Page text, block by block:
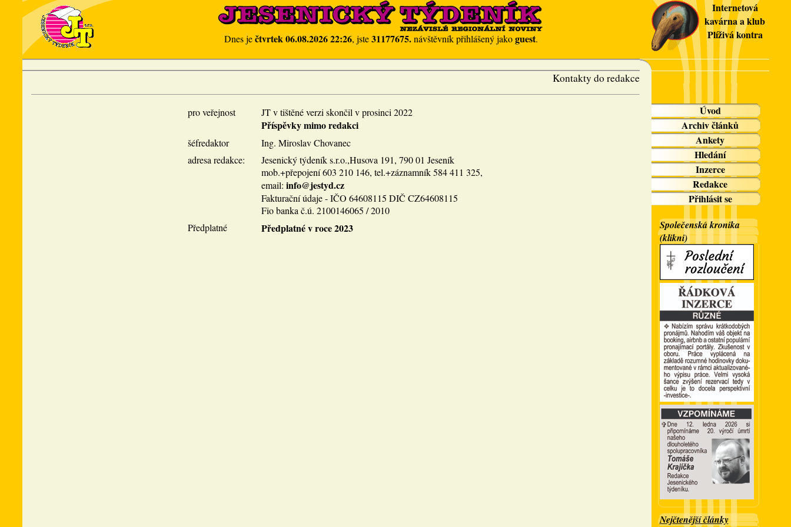
Dnes ječtvrtek 06.08.2026 22:26, jste31177675.návštěvník přihlášený jakoguest.
Internetová
kavárna a klub
Plíživá kontra
Kontakty do redakce
pro veřejnost JT v tištěné verzi skončil v prosinci 2022
Příspěvky mimo redakci
šéfredaktor
Ing. Miroslav Chovanec
adresa redakce:
Jesenický týdeník s.r.o.,Husova 191, 790 01 Jeseník
mob.+přepojení 603 210 146, tel.+záznamník 584 411 325,
email: info@jestyd.cz
Fakturační údaje - IČO 64608115 DIČ CZ64608115
Fio banka č.ú. 2100146065 / 2010
Předplatné
Předplatné v roce 2023
Úvod
Archiv článků
Ankety
Hledání
Inzerce
Redakce
Přihlásit se
Společenská kronika
(klikni)
Nejčtenější články